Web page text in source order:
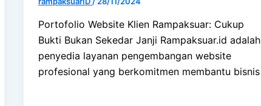
Portofolio Website Klien Rampaksuar: Cukup
Bukti Bukan Sekedar Janji Rampaksuar.id adalah
penyedia layanan pengembangan website
profesional yang berkomitmen membantu bisnis